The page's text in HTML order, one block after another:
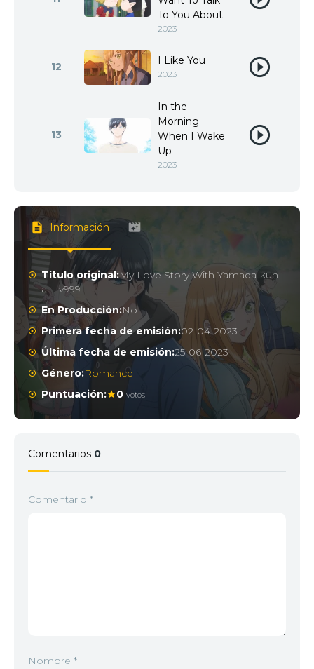
To You About
2023
12 I Like You
2023
13
In the
Morning
When I Wake
Up
2023
Información
Título original:My Love Story With Yamada-kun
at Lv999
En Producción:No
Primera fecha de emisión:02-04-2023
Última fecha de emisión:25-06-2023
Género:Romance
Puntuación:
0 votos
Comentarios 0
Comentario *
Nombre *